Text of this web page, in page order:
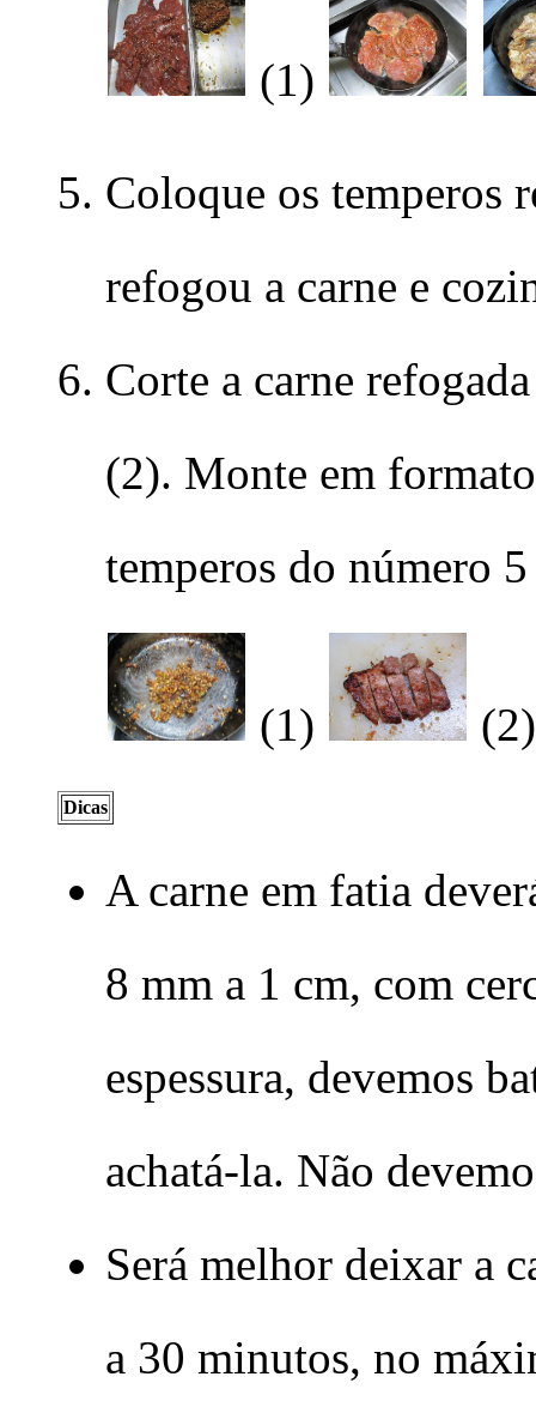
(1)
Coloque os temperos
refogou a carne e
Corte a carne
(2). Monte em
temperos do número
(1)
Dicas
A carne em fatia
8 mm a 1 cm, com
espessura, devemos
achatá-la. Não
Será melhor deixar a
a 30 minutos, no